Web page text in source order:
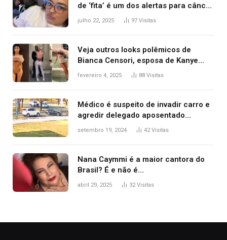
de ‘fita’ é um dos alertas para câncer
colorretal; relembre fala de Preta Gil
julho 22, 2025 97 Visitas
Veja outros looks polêmicos de
Bianca Censori, esposa de Kanye
West que apareceu nua no Grammy
fevereiro 4, 2025 88 Visitas
Médico é suspeito de invadir carro e
agredir delegado aposentado
durante confusão no trânsito
setembro 19, 2024 42Visitas
Nana Caymmi é a maior cantora do
Brasil? É e não é…
abril 29, 2025 32Visitas